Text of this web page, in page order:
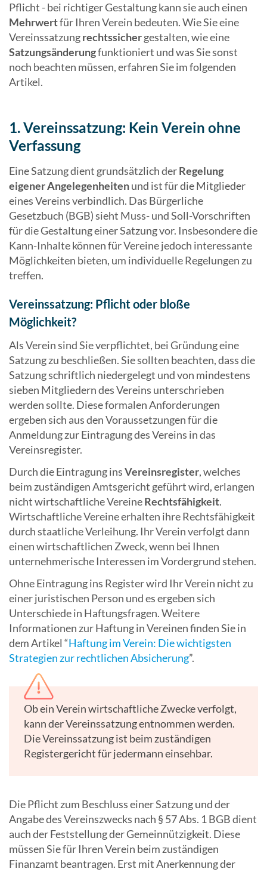
Pflicht - bei richtiger Gestaltung kann sie auch einen
Mehrwertfür Ihren Verein bedeuten. Wie Sie eine
Vereinssatzungrechtssichergestalten, wie eine
Satzungsänderungfunktioniert und was Sie sonst
noch beachten müssen, erfahren Sie im folgenden
Artikel.
1. Vereinssatzung: Kein Verein ohne
Verfassung
Eine Satzung dient grundsätzlich derRegelung
eigener Angelegenheitenund ist für die Mitglieder
eines Vereins verbindlich. Das Bürgerliche
Gesetzbuch (BGB) sieht Muss- und Soll-Vorschriften
für die Gestaltung einer Satzung vor. Insbesondere die
Kann-Inhalte können für Vereine jedoch interessante
Möglichkeiten bieten, um individuelle Regelungen zu
treffen.
Vereinssatzung: Pflicht oder bloße
Möglichkeit?
Als Verein sind Sie verpflichtet, bei Gründung eine
Satzung zu beschließen. Sie sollten beachten, dass die
Satzung schriftlich niedergelegt und von mindestens
sieben Mitgliedern des Vereins unterschrieben
werden sollte. Diese formalen Anforderungen
ergeben sich aus den Voraussetzungen für die
Anmeldung zur Eintragung des Vereins in das
Vereinsregister.
Durch die Eintragung insVereinsregister, welches
beim zuständigen Amtsgericht geführt wird, erlangen
nicht wirtschaftliche VereineRechtsfähigkeit.
Wirtschaftliche Vereine erhalten ihre Rechtsfähigkeit
durch staatliche Verleihung. Ihr Verein verfolgt dann
einen wirtschaftlichen Zweck, wenn bei Ihnen
unternehmerische Interessen im Vordergrund stehen.
Ohne Eintragung ins Register wird Ihr Verein nicht zu
einer juristischen Person und es ergeben sich
Unterschiede in Haftungsfragen. Weitere
Informationen zur Haftung in Vereinen finden Sie in
dem Artikel “Haftung im Verein: Die wichtigsten
Strategien zur rechtlichen Absicherung”.
Ob ein Verein wirtschaftliche Zwecke verfolgt,
kann der Vereinssatzung entnommen werden.
Die Vereinssatzung ist beim zuständigen
Registergericht für jedermann einsehbar.
Die Pflicht zum Beschluss einer Satzung und der
Angabe des Vereinszwecks nach § 57 Abs. 1 BGB dient
auch der Feststellung der Gemeinnützigkeit. Diese
müssen Sie für Ihren Verein beim zuständigen
Finanzamt beantragen. Erst mit Anerkennung der